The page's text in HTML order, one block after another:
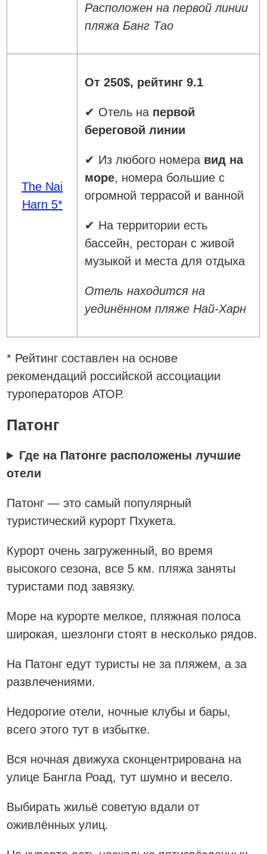
Расположен на первой линии
пляжа Банг Тао
The Nai
Harn 5*
От 250$, рейтинг 9.1
✔ Отель на первой
береговой линии
✔ Из любого номера вид на
море, номера большие с
огромной террасой и ванной
✔ На территории есть
бассейн, ресторан с живой
музыкой и места для отдыха
Отель находится на
уединённом пляже Най-Харн
* Рейтинг составлен на основе
рекомендаций российской ассоциации
туроператоров АТОР.
Патонг
Где на Патонге расположены лучшие
отели
Патонг — это самый популярный
туристический курорт Пхукета.
Курорт очень загруженный, во время
высокого сезона, все 5 км. пляжа заняты
туристами под завязку.
Море на курорте мелкое, пляжная полоса
широкая, шезлонги стоят в несколько рядов.
На Патонг едут туристы не за пляжем, а за
развлечениями.
Недорогие отели, ночные клубы и бары,
всего этого тут в избытке.
Вся ночная движуха сконцентрирована на
улице Бангла Роад, тут шумно и весело.
Выбирать жильё советую вдали от
оживлённых улиц.